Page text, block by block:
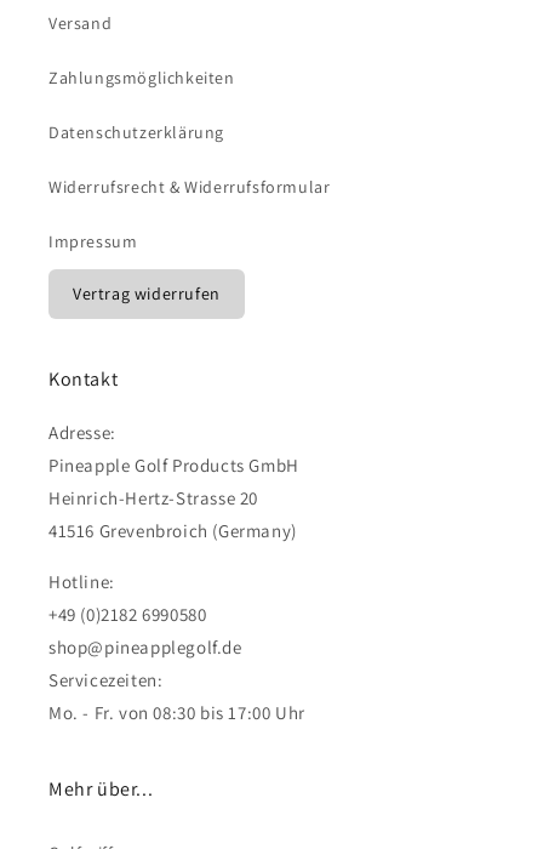
Versand
Zahlungsmöglichkeiten
Datenschutzerklärung
Widerrufsrecht & Widerrufsformular
Impressum
Vertrag widerrufen
Kontakt
Adresse:
Pineapple Golf Products GmbH
Heinrich-Hertz-Strasse 20
41516 Grevenbroich (Germany)
Hotline:
+49 (0)2182 6990580
shop@pineapplegolf.de
Servicezeiten:
Mo. - Fr. von 08:30 bis 17:00 Uhr
Mehr über...